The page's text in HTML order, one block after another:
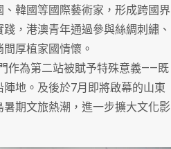
韓國等國際藝術家，形成跨國界
，港澳青年通過參與絲綢刺繡、
厚植家國情懷。
為第二站被賦予特殊意義——既
地。及後於7月即將啟幕的山東
期文旅熱潮，進一步擴大文化影